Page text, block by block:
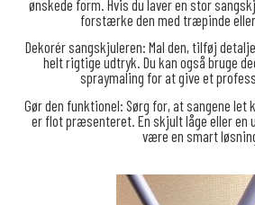
ønskede form. Hvis du laver en stor
forstærke den med træpinde
Dekorér sangskjuleren: Mal den, tilføj
helt rigtige udtryk. Du kan også bruge
spraymaling for at give et
Gør den funktionel: Sørg for, at sangene let
er flot præsenteret. En skjult låge eller
være en smart